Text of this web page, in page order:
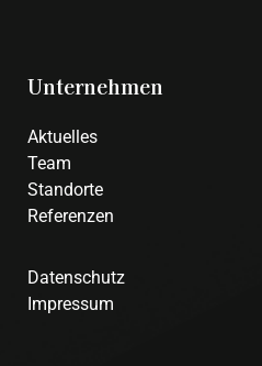
Unternehmen
Aktuelles
Team
Standorte
Referenzen
Datenschutz
Impressum